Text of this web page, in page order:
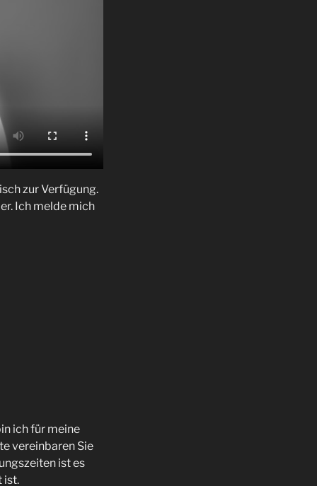
zur Verfügung.
Ich melde mich
ich für meine
vereinbaren Sie
ist es
ist.